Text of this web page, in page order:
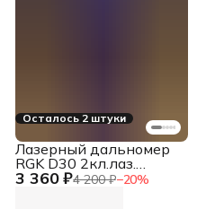
Осталось 2 штуки
3 360 ₽4 200 ₽−20%
Лазерный дальномер
RGK D30 2кл.лаз.
635нм цв.луч. красный